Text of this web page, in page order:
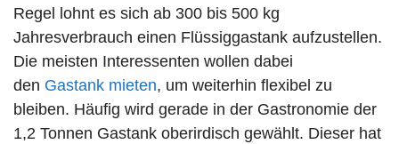
Regel lohnt es sich ab 300 bis 500 kg
Jahresverbrauch einen Flüssiggastank aufzustellen.
Die meisten Interessenten wollen dabei
den Gastank mieten, um weiterhin flexibel zu
bleiben. Häufig wird gerade in der Gastronomie der
1,2 Tonnen Gastank oberirdisch gewählt. Dieser hat